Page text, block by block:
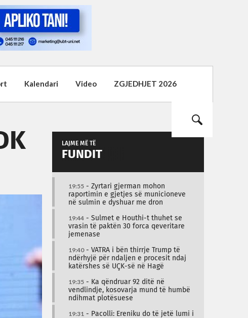
Kalendari Video ZGJEDHJET 2026
LAJME MË TË
FUNDIT
19:55 - Zyrtari gjerman mohon
raportimin e gjetjes së municioneve
në sulmin e dyshuar me dron
19:44 - Sulmet e Houthi-t thuhet se
vrasin të paktën 30 forca qeveritare
jemenase
19:40- VATRA i bën thirrje Trump të
ndërhyjë për ndaljen e procesit ndaj
katërshes së UÇK-së në Hagë
19:35 - Ka qëndruar 92 ditë në
vendlindje, kosovarja mund të humbë
ndihmat plotësuese
19:31 - Pacolli: Ereniku do të jetë lumi i